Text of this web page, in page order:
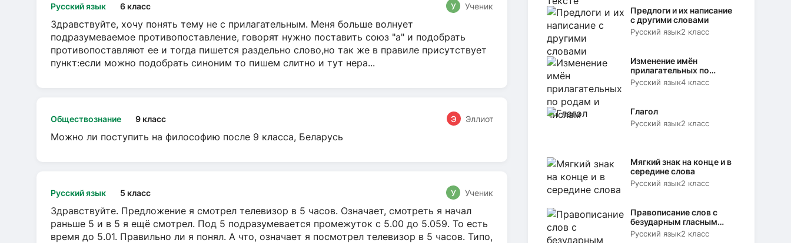
Предлоги и их написание
с другими словами
Русский язык2 класс
Изменение имён
прилагательных по
родам и числам
Русский язык4 класс
Глагол
Русский язык2 класс
Мягкий знак на конце и в
середине слова
Русский язык2 класс
Правописание слов с
безударным гласным
звуком в корне
Русский язык2 класс
Русский язык 6 класс У Ученик
Здравствуйте, хочу понять тему не с прилагательным. Меня больше волнует
подразумеваемое противопоставление, говорят нужно поставить союз "а" и подобрать
противопоставляют ее и тогда пишется раздельно слово,но так же в правиле присутствует
пункт:если можно подобрать синоним то пишем слитно и тут нера...
Обществознание 9 класс Э Эллиот
Можно ли поступить на философию после 9 класса, Беларусь
Русский язык 5 класс У Ученик
Здравствуйте. Предложение я смотрел телевизор в 5 часов. Означает, смотреть я начал
раньше 5 и в 5 я ещё смотрел. Под 5 подразумевается промежуток с 5.00 до 5.059. То есть
время до 5.01. Правильно ли я понял. А что, означает я посмотрел телевизор в 5 часов. Типо,